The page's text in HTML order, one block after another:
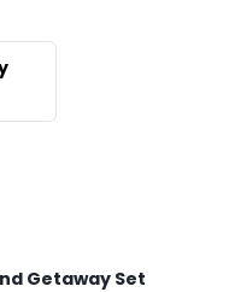
Getaway Set